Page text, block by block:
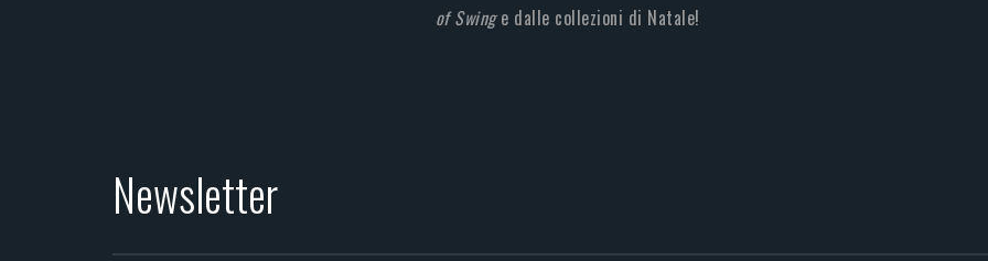
of Swinge dalle collezioni di Natale!
Newsletter